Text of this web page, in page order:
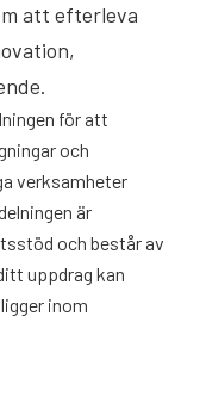
att efterleva
för att
och
verksamheter
är
och består av
uppdrag kan
inom